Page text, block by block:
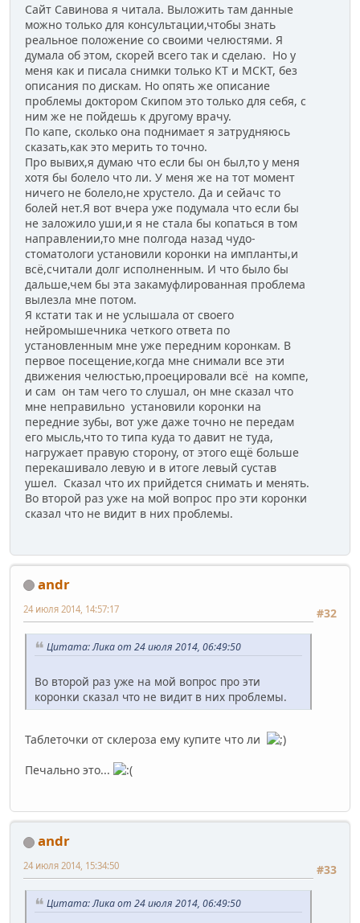
Сайт Савинова я читала. Выложить там данные
можно только для консультации,чтобы знать
реальное положение со своими челюстями. Я
думала об этом, скорей всего так и сделаю. Но у
меня как и писала снимки только КТ и МСКТ, без
описания по дискам. Но опять же описание
проблемы доктором Скипом это только для себя, с
ним же не пойдешь к другому врачу.
По капе, сколько она поднимает я затрудняюсь
сказать,как это мерить то точно.
Про вывих,я думаю что если бы он был,то у меня
хотя бы болело что ли. У меня же на тот момент
ничего не болело,не хрустело. Да и сейачс то
болей нет.Я вот вчера уже подумала что если бы
не заложило уши,и я не стала бы копаться в том
направлении,то мне полгода назад чудо-
стоматологи установили коронки на импланты,и
всё,считали долг исполненным. И что было бы
дальше,чем бы эта закамуфлированная проблема
вылезла мне потом.
Я кстати так и не услышала от своего
нейромышечника четкого ответа по
установленным мне уже передним коронкам. В
первое посещение,когда мне снимали все эти
движения челюстью,проецировали всё на компе,
и сам он там чего то слушал, он мне сказал что
мне неправильно установили коронки на
передние зубы, вот уже даже точно не передам
его мысль,что то типа куда то давит не туда,
нагружает правую сторону, от этого ещё больше
перекашивало левую и в итоге левый сустав
ушел. Сказал что их прийдется снимать и менять.
Во второй раз уже на мой вопрос про эти коронки
сказал что не видит в них проблемы.
andr
#32
24 июля 2014, 14:57:17
Цитата: Лика от 24 июля 2014, 06:49:50
Во второй раз уже на мой вопрос про эти
коронки сказал что не видит в них проблемы.
Таблеточки от склероза ему купите что ли
Печально это...
andr
#33
24 июля 2014, 15:34:50
Цитата: Лика от 24 июля 2014, 06:49:50